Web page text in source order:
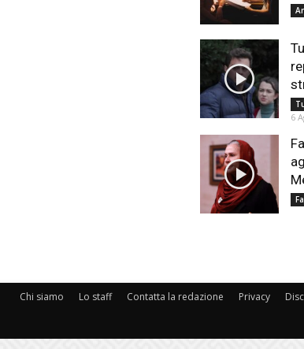
6
Chi siamo Lo staff Contatta la redazione Privacy